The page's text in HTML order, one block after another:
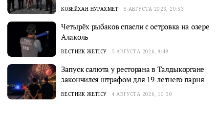
КОБЕЙХАН НУРАХМЕТ 5 АВГУСТА 2026, 20:53
Четырёх рыбаков спасли с островка на озере
Алаколь
ВЕСТНИК ЖЕТІСУ 5 АВГУСТА 2026, 9:48
Запуск салюта у ресторана в Талдыкоргане
закончился штрафом для 19-летнего парня
ВЕСТНИК ЖЕТІСУ 4 АВГУСТА 2026, 10:30